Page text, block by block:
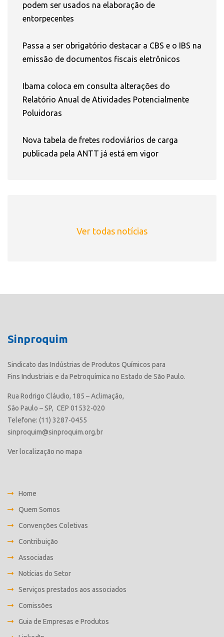
podem ser usados na elaboração de
entorpecentes
Passa a ser obrigatório destacar a CBS e o IBS na
emissão de documentos fiscais eletrônicos
Ibama coloca em consulta alterações do
Relatório Anual de Atividades Potencialmente
Poluidoras
Nova tabela de fretes rodoviários de carga
publicada pela ANTT já está em vigor
Ver todas notícias
Sinproquim
Sindicato das Indústrias de Produtos Químicos para
Fins Industriais e da Petroquímica no Estado de São Paulo.
Rua Rodrigo Cláudio, 185 – Aclimação,
São Paulo – SP, CEP 01532-020
Telefone: (11) 3287-0455
sinproquim@sinproquim.org.br
Ver localização no mapa
Home
Quem Somos
Convenções Coletivas
Contribuição
Associadas
Notícias do Setor
Serviços prestados aos associados
Comissões
Guia de Empresas e Produtos